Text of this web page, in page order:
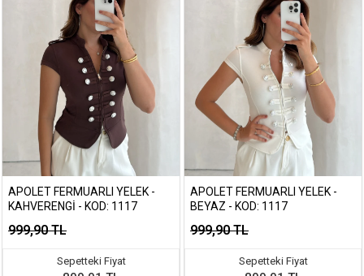
APOLET FERMUARLI YELEK -
KAHVERENGI - KOD: 1117
999,90 TL
Sepetteki Fiyat
APOLET FERMUARLI YELEK -
BEYAZ - KOD: 1117
999,90 TL
Sepetteki Fiyat